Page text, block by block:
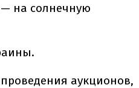
на солнечную
аукционов,